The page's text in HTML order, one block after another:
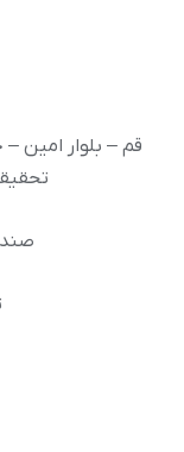
قم – بلوار امین
صندوق